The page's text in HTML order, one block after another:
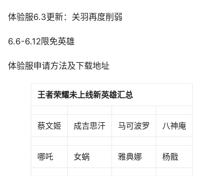
体验服6.3更新：关羽再度削弱
6.6-6.12限免英雄
体验服申请方法及下载地址
王者荣耀未上线新英雄汇总
蔡文姬 成吉思汗 马可波罗 八神庵
哪吒 女蜗 雅典娜 杨戬